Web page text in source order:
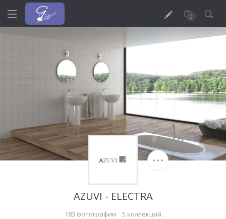
0
AZUVI - ELECTRA
183 фотографии 5 коллекций